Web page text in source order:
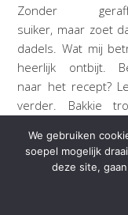
Zonder
suiker, maar zoet
dadels. Wat mij
heerlijk ontbijt.
naar het recept?
verder. Bakkie
of er iets is, wat ik
vind. Zelfs
We gebruiken
soepel mogelijk
deze site,